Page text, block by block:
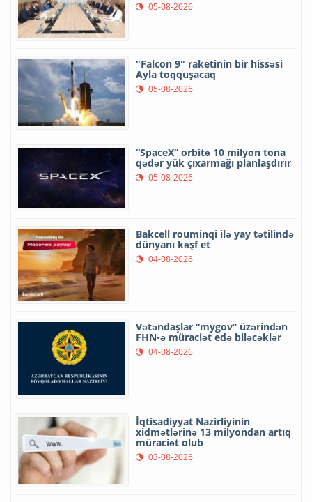
05-08-2026
"Falcon 9" raketinin bir hissəsi
Ayla toqquşacaq
05-08-2026
“SpaceX” orbitə 10 milyon tona
qədər yük çıxarmağı planlaşdırır
05-08-2026
Bakcell rouminqi ilə yay tətilində
dünyanı kəşf et
04-08-2026
Vətəndaşlar “mygov” üzərindən
FHN-ə müraciət edə biləcəklər
04-08-2026
İqtisadiyyat Nazirliyinin
xidmətlərinə 13 milyondan artıq
müraciət olub
03-08-2026